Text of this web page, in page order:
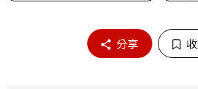
分享